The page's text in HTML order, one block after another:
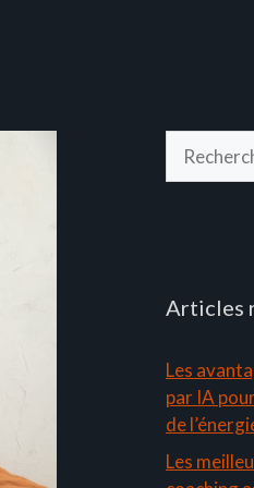
Articles
Les
par IA
de
Les